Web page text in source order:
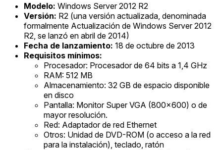
Modelo: Windows Server 2012 R2
Versión: R2 (una versión actualizada, denominada
formalmente Actualización de Windows Server 2012
R2, se lanzó en abril de 2014)
Fecha de lanzamiento: 18 de octubre de 2013
Requisitos mínimos:
Procesador: Procesador de 64 bits a 1,4 GHz
RAM: 512 MB
Almacenamiento: 32 GB de espacio disponible
en disco
Pantalla: Monitor Super VGA (800x600) o de
mayor resolución.
Red: Adaptador de red Ethernet
Otros: Unidad de DVD-ROM (o acceso a la red
para la instalación), teclado, ratón